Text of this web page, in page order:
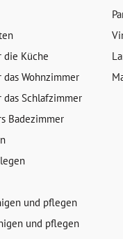
die Küche
Wohnzimmer
Schlafzimmer
Badezimmer
und pflegen
und pflegen